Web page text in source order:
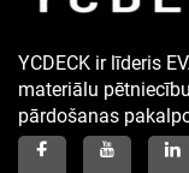
YCDECK ir līderis
materiālu
pārdošanas